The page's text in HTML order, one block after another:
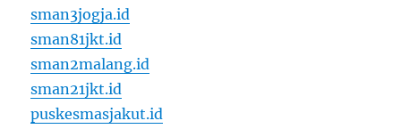
sman3jogja.id
sman81jkt.id
sman2malang.id
sman21jkt.id
puskesmasjakut.id